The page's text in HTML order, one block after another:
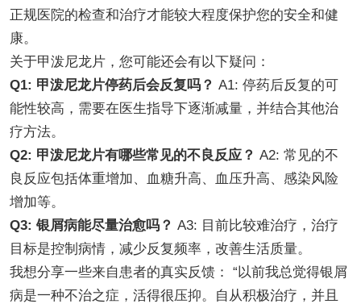
正规医院的检查和治疗才能较大程度保护您的安全和健
康。
关于甲泼尼龙片，您可能还会有以下疑问：
Q1: 甲泼尼龙片停药后会反复吗？ A1: 停药后反复的可
能性较高，需要在医生指导下逐渐减量，并结合其他治
疗方法。
Q2: 甲泼尼龙片有哪些常见的不良反应？ A2: 常见的不
良反应包括体重增加、血糖升高、血压升高、感染风险
增加等。
Q3: 银屑病能尽量治愈吗？ A3: 目前比较难治疗，治疗
目标是控制病情，减少反复频率，改善生活质量。
我想分享一些来自患者的真实反馈： “以前我总觉得银屑
病是一种不治之症，活得很压抑。自从积极治疗，并且